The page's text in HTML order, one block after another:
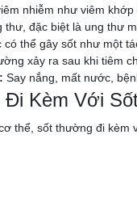
nhiễm như viêm
thư, đặc biệt là ung thư
có thể gây sốt như một
xảy ra sau khi tiêm
Say nắng, mất nước,
Đi Kèm Với
thể, sốt thường đi kèm